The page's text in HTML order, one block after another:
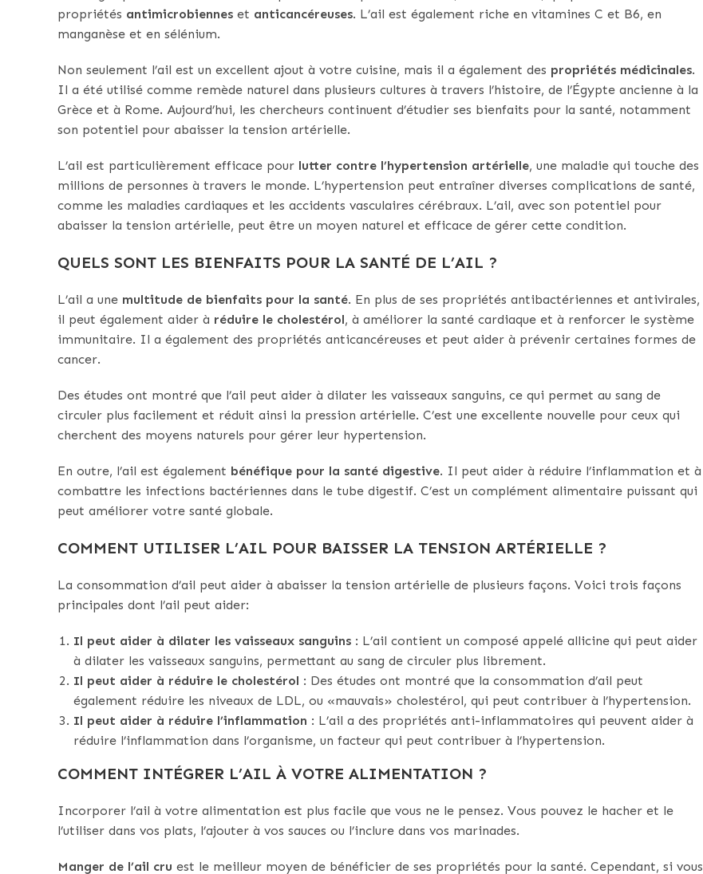
propriétés antimicrobiennes et anticancéreuses. L’ail est également riche en vitamines C et B6, en
manganèse et en sélénium.
Non seulement l’ail est un excellent ajout à votre cuisine, mais il a également des propriétés médicinales.
Il a été utilisé comme remède naturel dans plusieurs cultures à travers l’histoire, de l’Égypte ancienne à la
Grèce et à Rome. Aujourd’hui, les chercheurs continuent d’étudier ses bienfaits pour la santé, notamment
son potentiel pour abaisser la tension artérielle.
L’ail est particulièrement efficace pour lutter contre l’hypertension artérielle, une maladie qui touche des
millions de personnes à travers le monde. L’hypertension peut entraîner diverses complications de santé,
comme les maladies cardiaques et les accidents vasculaires cérébraux. L’ail, avec son potentiel pour
abaisser la tension artérielle, peut être un moyen naturel et efficace de gérer cette condition.
QUELS SONT LES BIENFAITS POUR LA SANTÉ DE L’AIL ?
L’ail a une multitude de bienfaits pour la santé. En plus de ses propriétés antibactériennes et antivirales,
il peut également aider à réduire le cholestérol, à améliorer la santé cardiaque et à renforcer le système
immunitaire. Il a également des propriétés anticancéreuses et peut aider à prévenir certaines formes de
cancer.
Des études ont montré que l’ail peut aider à dilater les vaisseaux sanguins, ce qui permet au sang de
circuler plus facilement et réduit ainsi la pression artérielle. C’est une excellente nouvelle pour ceux qui
cherchent des moyens naturels pour gérer leur hypertension.
En outre, l’ail est également bénéfique pour la santé digestive. Il peut aider à réduire l’inflammation et à
combattre les infections bactériennes dans le tube digestif. C’est un complément alimentaire puissant qui
peut améliorer votre santé globale.
COMMENT UTILISER L’AIL POUR BAISSER LA TENSION ARTÉRIELLE ?
La consommation d’ail peut aider à abaisser la tension artérielle de plusieurs façons. Voici trois façons
principales dont l’ail peut aider:
Il peut aider à dilater les vaisseaux sanguins : L’ail contient un composé appelé allicine qui peut aider
à dilater les vaisseaux sanguins, permettant au sang de circuler plus librement.
Il peut aider à réduire le cholestérol : Des études ont montré que la consommation d’ail peut
également réduire les niveaux de LDL, ou «mauvais» cholestérol, qui peut contribuer à l’hypertension.
Il peut aider à réduire l’inflammation : L’ail a des propriétés anti-inflammatoires qui peuvent aider à
réduire l’inflammation dans l’organisme, un facteur qui peut contribuer à l’hypertension.
COMMENT INTÉGRER L’AIL À VOTRE ALIMENTATION ?
Incorporer l’ail à votre alimentation est plus facile que vous ne le pensez. Vous pouvez le hacher et le
l’utiliser dans vos plats, l’ajouter à vos sauces ou l’inclure dans vos marinades.
Manger de l’ail cru est le meilleur moyen de bénéficier de ses propriétés pour la santé. Cependant, si vous